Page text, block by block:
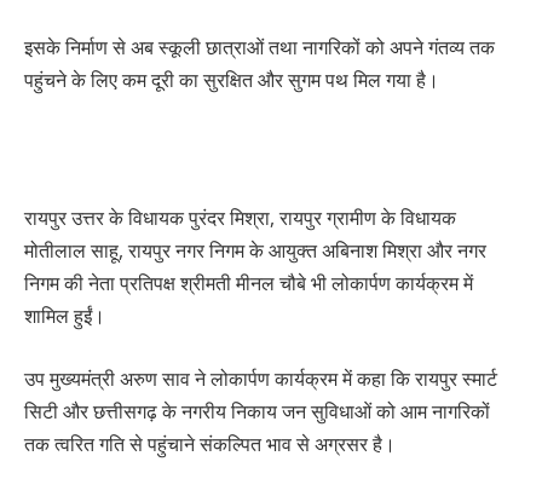
इसके निर्माण से अब स्कूली छात्राओं तथा नागरिकों को अपने गंतव्य तक
पहुंचने के लिए कम दूरी का सुरक्षित और सुगम पथ मिल गया है।
रायपुर उत्तर के विधायक पुरंदर मिश्रा, रायपुर ग्रामीण के विधायक
मोतीलाल साहू, रायपुर नगर निगम के आयुक्त अबिनाश मिश्रा और नगर
निगम की नेता प्रतिपक्ष श्रीमती मीनल चौबे भी लोकार्पण कार्यक्रम में
शामिल हुईं।
उप मुख्यमंत्री अरुण साव ने लोकार्पण कार्यक्रम में कहा कि रायपुर स्मार्ट
सिटी और छत्तीसगढ़ के नगरीय निकाय जन सुविधाओं को आम नागरिकों
तक त्वरित गति से पहुंचाने संकल्पित भाव से अग्रसर है।